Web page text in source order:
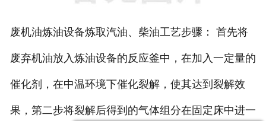
联系我们
废机油炼油设备炼取汽油、柴油工艺步骤： 首先将
废弃机油放入炼油设备的反应釜中，在加入一定量的
催化剂，在中温环境下催化裂解，使其达到裂解效
果，第二步将裂解后得到的气体组分在固定床中进一